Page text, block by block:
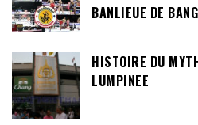
BANLIEUE DE
HISTOIRE DU
LUMPINEE